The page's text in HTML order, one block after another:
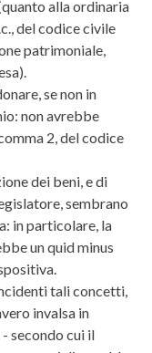
alla ordinaria
del codice civile
patrimoniale,
se non in
non avrebbe
2, del codice
dei beni, e di
sembrano
in particolare, la
un quid minus
tali concetti,
invalsa in
secondo cui il